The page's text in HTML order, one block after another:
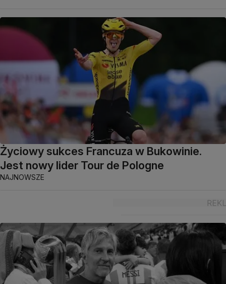
Życiowy sukces Francuza w Bukowinie.
Jest nowy lider Tour de Pologne
NAJNOWSZE